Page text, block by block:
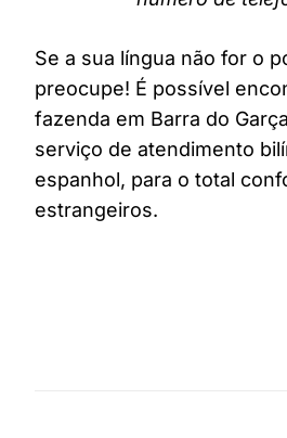
Se a sua língua não for o
preocupe! É possível
fazenda em Barra do
serviço de atendimento
espanhol, para o total
estrangeiros.